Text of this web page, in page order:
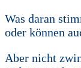
Was daran
oder können
Aber nicht